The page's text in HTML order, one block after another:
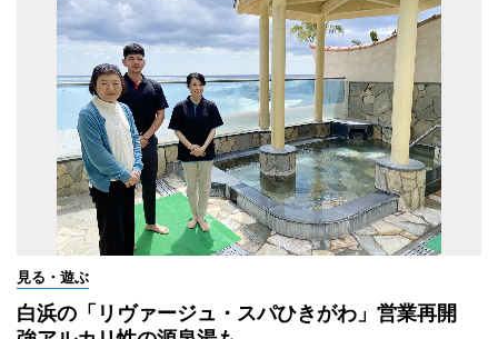
見る・遊ぶ
白浜の「リヴァージュ・スパひきがわ」営業再開